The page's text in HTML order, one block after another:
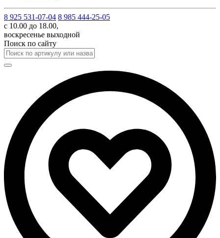
8 925 531-07-04 8 985 444-25-05
с 10.00 до 18.00,
воскресенье выходной
Поиск по сайту